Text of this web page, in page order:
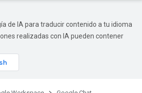
de IA para traducir contenido a tu idioma
realizadas con IA pueden contener